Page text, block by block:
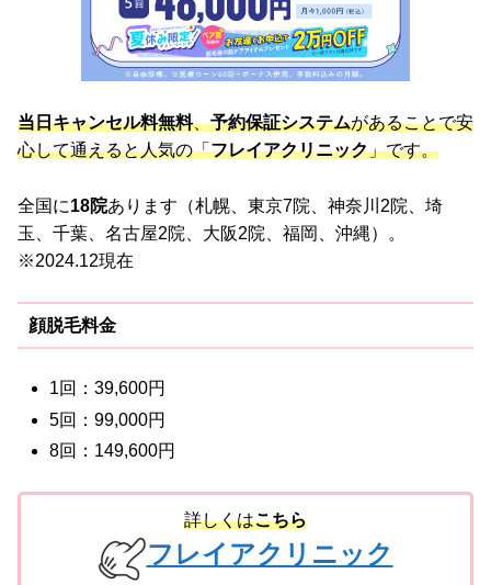
当日キャンセル料無料、予約保証システムがあることで安
心して通えると人気の「フレイアクリニック」です。
全国に18院あります（札幌、東京7院、神奈川2院、埼
玉、千葉、名古屋2院、大阪2院、福岡、沖縄）。
※2024.12現在
顔脱毛料金
1回：39,600円
5回：99,000円
8回：149,600円
詳しくはこちら
フレイアクリニック